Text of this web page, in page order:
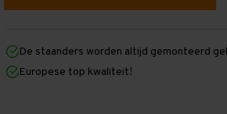
mm
mm
x
1.000
mm
mm
1.000
De staanders worden altijd gemonteerd
Europese top kwaliteit!